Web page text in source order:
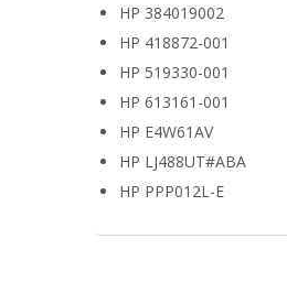
HP 384019002
HP 418872-001
HP 519330-001
HP 613161-001
HP E4W61AV
HP LJ488UT#ABA
HP PPP012L-E